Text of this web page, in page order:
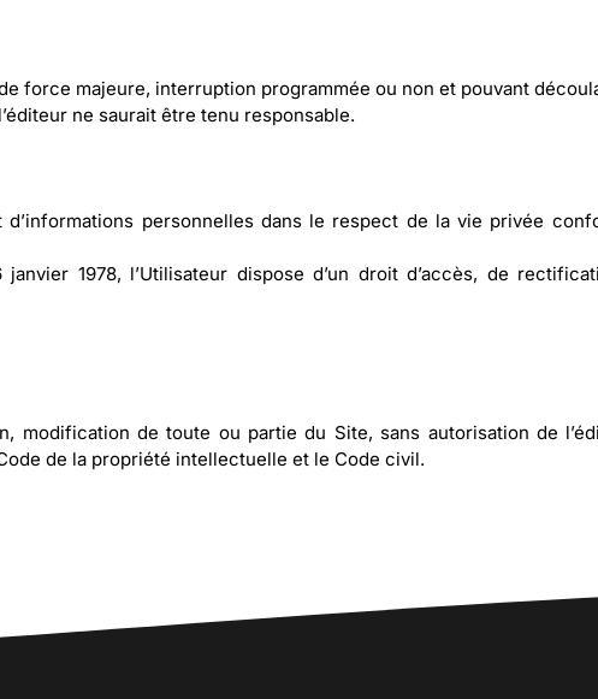
force majeure, interruption programmée ou non et pouvant
ne saurait être tenu responsable.
personnelles dans le respect de la vie privée
1978, l’Utilisateur dispose d’un droit d’accès, de
modification de toute ou partie du Site, sans autorisation de
de la propriété intellectuelle et le Code civil.